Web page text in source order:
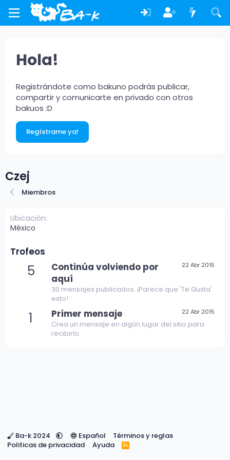
Hola!
Registrándote como bakuno podrás publicar,
compartir y comunicarte en privado con otros
bakuos :D
Regístrame ya!
Czej
Miembros
Ubicación
México
Trofeos
5 22 Abr 2015
Continúa volviendo por
aquí
30 mensajes publicados. ¡Parece que 'Te Gusta'
esto!
1 22 Abr 2015
Primer mensaje
Crea un mensaje en algún lugar del sitio para
recibirlo.
Ba-k 2024 Español
Términos y reglas
Politicas de privacidad
Ayuda
R
S